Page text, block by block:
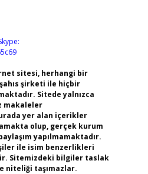
sitesi, herhangi bir
şirketi ile hiçbir
Sitede yalnızca
makaleler
yer alan içerikler
olup, gerçek kurum
yapılmamaktadır.
ile isim benzerlikleri
Sitemizdeki bilgiler taslak
niteliği taşımazlar.